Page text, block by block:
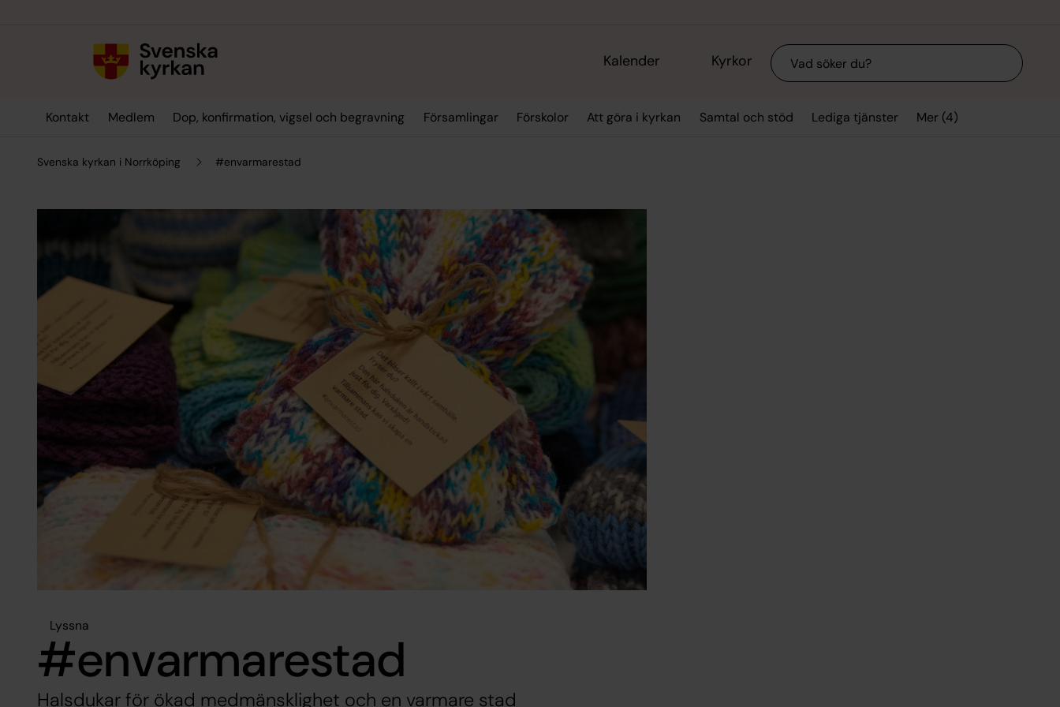
Kalender Kyrkor Sök
Kontakt Medlem Dop, konfirmation, vigsel och begravning Församlingar Förskolor Att göra i kyrkan Samtal och stöd Lediga tjänster Mer (4)
Svenska kyrkan i Norrköping #envarmarestad
Lyssna
#envarmarestad
Halsdukar för ökad medmänsklighet och en varmare stad